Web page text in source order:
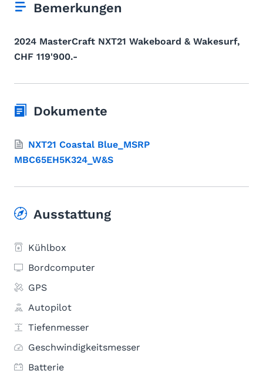
Bemerkungen
2024 MasterCraft NXT21 Wakeboard & Wakesurf,
CHF 119'900.-
Dokumente
NXT21 Coastal Blue_MSRP
MBC65EH5K324_W&S
Ausstattung
Kühlbox
Bordcomputer
GPS
Autopilot
Tiefenmesser
Geschwindigkeitsmesser
Batterie